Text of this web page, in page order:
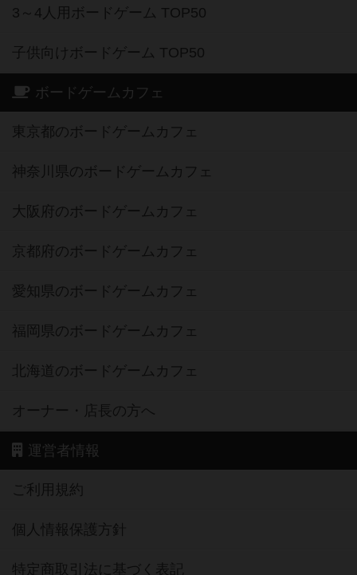
3～4人用ボードゲーム TOP50
子供向けボードゲーム TOP50
ボードゲームカフェ
東京都のボードゲームカフェ
神奈川県のボードゲームカフェ
大阪府のボードゲームカフェ
京都府のボードゲームカフェ
愛知県のボードゲームカフェ
福岡県のボードゲームカフェ
北海道のボードゲームカフェ
オーナー・店長の方へ
運営者情報
ご利用規約
個人情報保護方針
特定商取引法に基づく表記